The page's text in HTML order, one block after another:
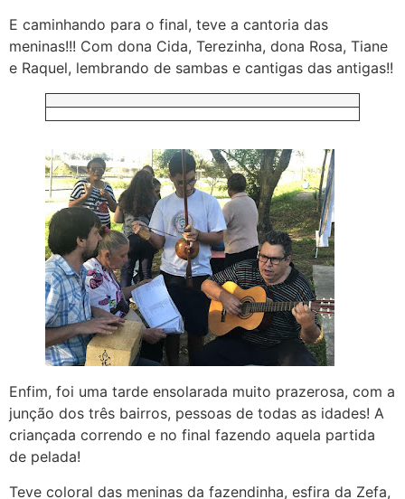
E caminhando para o final, teve a cantoria das
meninas!!! Com dona Cida, Terezinha, dona Rosa, Tiane
e Raquel, lembrando de sambas e cantigas das antigas!!
Enfim, foi uma tarde ensolarada muito prazerosa, com a
junção dos três bairros, pessoas de todas as idades! A
criançada correndo e no final fazendo aquela partida
de pelada!
Teve coloral das meninas da fazendinha, esfira da Zefa,